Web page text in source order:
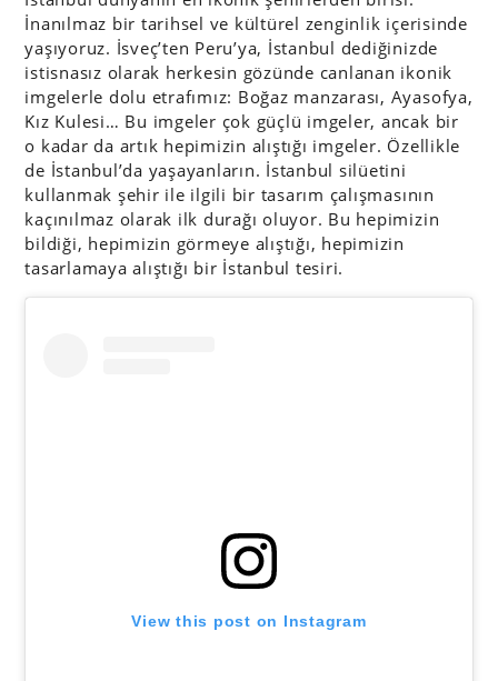
İnanılmaz bir tarihsel ve kültürel zenginlik içerisinde
yaşıyoruz. İsveç’ten Peru’ya, İstanbul dediğinizde
istisnasız olarak herkesin gözünde canlanan ikonik
imgelerle dolu etrafımız: Boğaz manzarası, Ayasofya,
Kız Kulesi… Bu imgeler çok güçlü imgeler, ancak bir
o kadar da artık hepimizin alıştığı imgeler. Özellikle
de İstanbul’da yaşayanların. İstanbul silüetini
kullanmak şehir ile ilgili bir tasarım çalışmasının
kaçınılmaz olarak ilk durağı oluyor. Bu hepimizin
bildiği, hepimizin görmeye alıştığı, hepimizin
tasarlamaya alıştığı bir İstanbul tesiri.
View this post on Instagram